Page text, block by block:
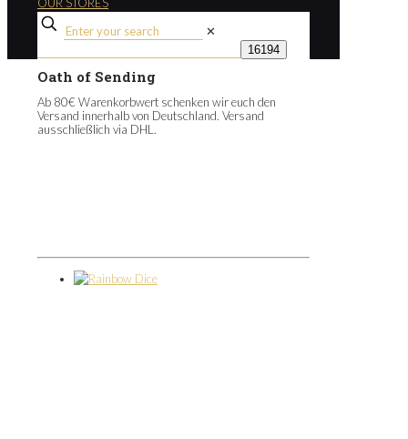
✕
Oath of Sending
Ab 80€ Warenkorbwert schenken wir euch den
Versand innerhalb von Deutschland. Versand
ausschließlich via DHL.